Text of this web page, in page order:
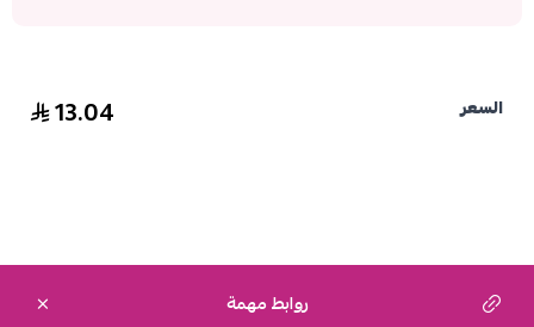
السعر 13.04
روابط مهمة